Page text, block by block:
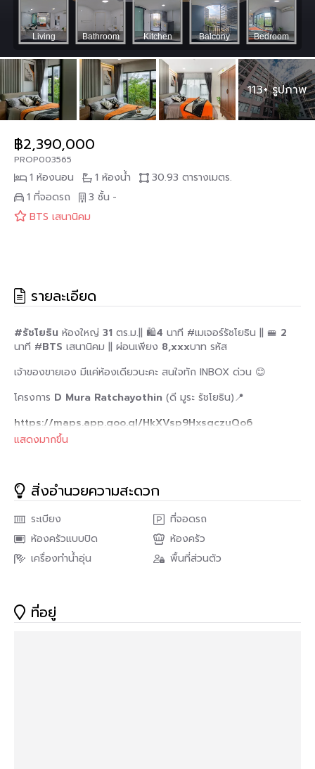
113+ รูปภาพ
฿2,390,000
PROP003565
1 ห้องนอน 1 ห้องน้ำ
30.93 ตารางเมตร.
1 ที่จอดรถ
3 ชั้น -
BTS เสนานิคม
รายละเอียด
#รัชโยธิน ห้องใหญ่ 31 ตร.ม.|| 🛍️4 นาที #เมเจอร์รัชโยธิน || 🚝 2
นาที #BTS เสนานิคม || ผ่อนเพียง 8,xxxบาท รหัส
เจ้าของขายเอง มีแค่ห้องเดียวนะคะ สนใจทัก INBOX ด่วน 😊
โครงการ D Mura Ratchayothin (ดี มูระ รัชโยธิน)📍
https://maps.app.goo.gl/HkXVsp9HxsqczuQo6
.
และดูแพงอย่างเป็นธรรมชาติ เส้นสายมินิมอลและเฟอร์นิเจอร์โทน
อ่อน ทำให้สเปซดูโปร่ง นุ่ม และมีระดับ เหมาะกับการพักผ่อนในทุกๆ
วัน
.
✅รายละเอียดห้อง
•1ห้องนอน
แสดงมากขึ้น
สิ่งอำนวยความสะดวก
ระเบียง
ที่จอดรถ
ห้องครัวแบบปิด
ห้องครัว
เครื่องทำน้ำอุ่น
พื้นที่ส่วนตัว
ที่อยู่